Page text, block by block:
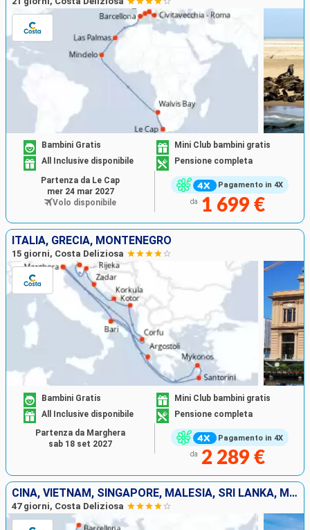
Pagamento in 4X
Bambini Gratis
Mini Club bambini gratis
All Inclusive disponibile
Pensione completa
da 1 699 €
Partenza da Le Cap
mer 24 mar 2027
Volo disponibile
ITALIA, GRECIA, MONTENEGRO
15 giorni, Costa Deliziosa
Pagamento in 4X
Bambini Gratis
Mini Club bambini gratis
All Inclusive disponibile
Pensione completa
da 2 289 €
Partenza da Marghera
sab 18 set 2027
CINA, VIETNAM, SINGAPORE, MALESIA, SRI LANKA, MALDIVE, MAURITIUS, SUD AFRICA, NAMIBIA, CAPO VERDE, ISOLE CANARIE, SPAGNA
47 giorni, Costa Deliziosa